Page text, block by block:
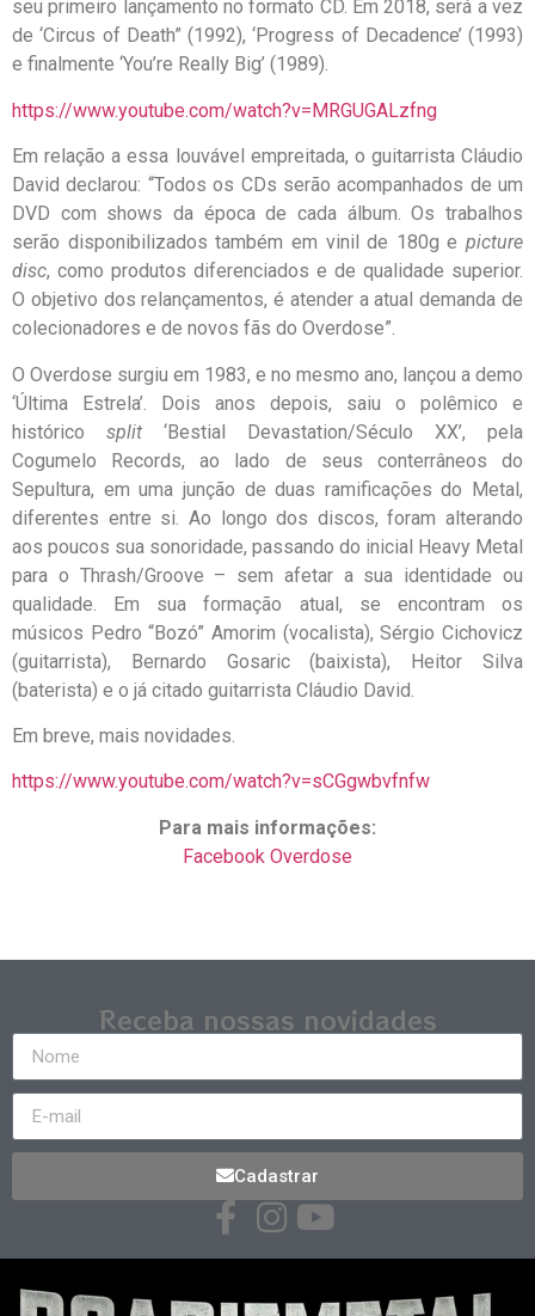
seu primeiro lançamento no formato CD. Em 2018, será a vez
de ‘Circus of Death” (1992), ‘Progress of Decadence’ (1993)
e finalmente ‘You’re Really Big’ (1989).
https://www.youtube.com/watch?v=MRGUGALzfng
Em relação a essa louvável empreitada, o guitarrista Cláudio
David declarou: “Todos os CDs serão acompanhados de um
DVD com shows da época de cada álbum. Os trabalhos
serão disponibilizados também em vinil de 180g e picture
disc, como produtos diferenciados e de qualidade superior.
O objetivo dos relançamentos, é atender a atual demanda de
colecionadores e de novos fãs do Overdose”.
O Overdose surgiu em 1983, e no mesmo ano, lançou a demo
‘Última Estrela’. Dois anos depois, saiu o polêmico e
histórico split ‘Bestial Devastation/Século XX’, pela
Cogumelo Records, ao lado de seus conterrâneos do
Sepultura, em uma junção de duas ramificações do Metal,
diferentes entre si. Ao longo dos discos, foram alterando
aos poucos sua sonoridade, passando do inicial Heavy Metal
para o Thrash/Groove – sem afetar a sua identidade ou
qualidade. Em sua formação atual, se encontram os
músicos Pedro “Bozó” Amorim (vocalista), Sérgio Cichovicz
(guitarrista), Bernardo Gosaric (baixista), Heitor Silva
(baterista) e o já citado guitarrista Cláudio David.
Em breve, mais novidades.
https://www.youtube.com/watch?v=sCGgwbvfnfw
Para mais informações:
Facebook Overdose
Receba nossas novidades
Cadastrar